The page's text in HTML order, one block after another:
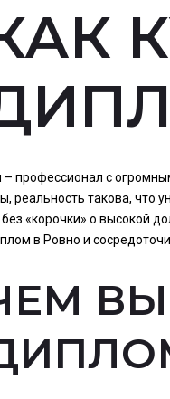
– профессионал с
реальность такова, что
«корочки» о высокой
в Ровно и